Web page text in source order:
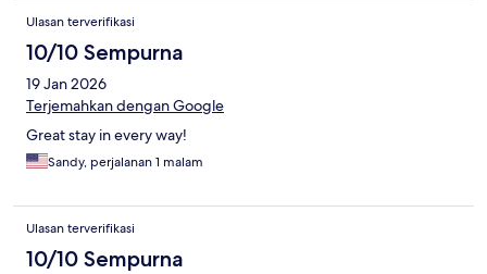
Ulasan terverifikasi
10/10 Sempurna
19 Jan 2026
Terjemahkan dengan Google
Great stay in every way!
Sandy, perjalanan 1 malam
Ulasan terverifikasi
10/10 Sempurna